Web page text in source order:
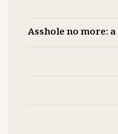
فردی علاقه دارند. به
با چالش‌های ارتباطی
Asshole no more: